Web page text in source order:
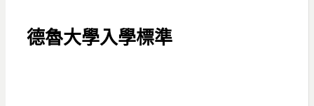
德魯大學入學標準